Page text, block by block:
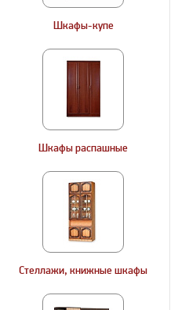
Шкафы-купе
Шкафы распашные
Стеллажи, книжные шкафы